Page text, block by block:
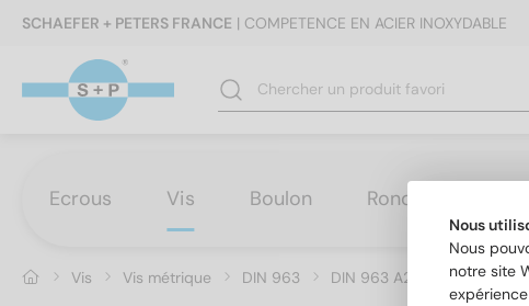
SCHAEFER + PETERS FRANCE | COMPETENCE EN ACIER INOXYDABLE
Ecrous Vis Boulon Rondelles
Vis Vis métrique DIN 963 DIN 963 A2 M 4X70
Nous
Nous
notre site